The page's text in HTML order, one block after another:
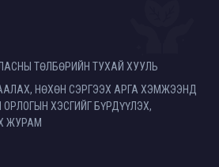
ТӨЛБӨРИЙН ТУХАЙ ХУУЛЬ
НӨХӨН СЭРГЭЭХ АРГА ХЭМЖЭЭНД
ХЭСГИЙГ БҮРДҮҮЛЭХ,
ЖУРАМ